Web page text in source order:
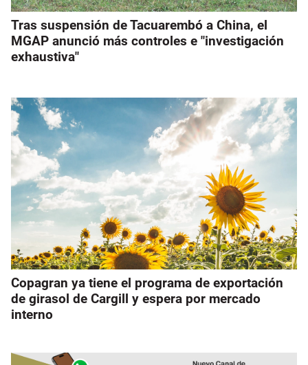
Tras suspensión de Tacuarembó a China, el
MGAP anunció más controles e "investigación
exhaustiva"
Copagran ya tiene el programa de exportación
de girasol de Cargill y espera por mercado
interno